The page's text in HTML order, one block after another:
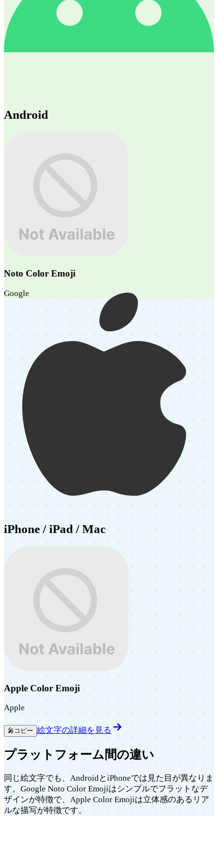
Android
Noto Color Emoji
Google
iPhone / iPad / Mac
Apple Color Emoji
Apple
🎤コピー 絵文字の詳細を見る
プラットフォーム間の違い
同じ絵文字でも、AndroidとiPhoneでは見た目が異なりま
す。Google Noto Color Emojiはシンプルでフラットなデ
ザインが特徴で、Apple Color Emojiは立体感のあるリア
ルな描写が特徴です。